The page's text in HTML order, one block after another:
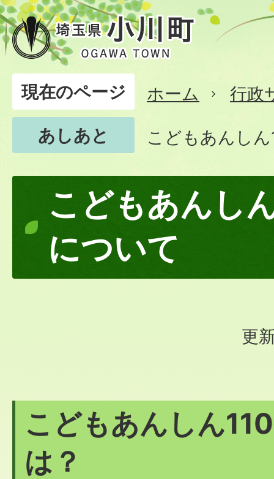
現在のページ ホーム
行政
あしあと
こどもあんし
こどもあんし
について
更
こどもあんしん
は？